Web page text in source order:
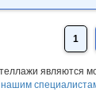
1
нашим